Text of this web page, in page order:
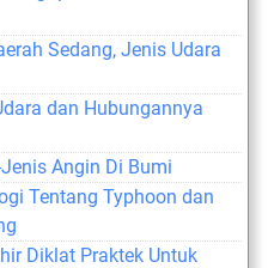
Sedang, Jenis Udara
dan Hubungannya
Angin Di Bumi
Tentang Typhoon dan
Diklat Praktek Untuk